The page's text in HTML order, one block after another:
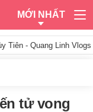
MỚI NHẤT
Tiên - Quang Linh
tử vong